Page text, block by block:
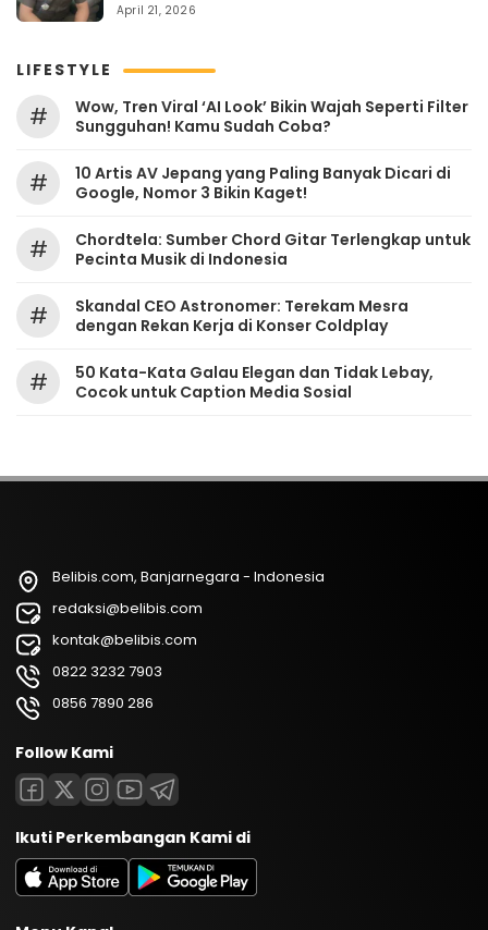
April 21, 2026
LIFESTYLE
#
Wow, Tren Viral ‘AI Look’ Bikin Wajah Seperti Filter
Sungguhan! Kamu Sudah Coba?
#
10 Artis AV Jepang yang Paling Banyak Dicari di
Google, Nomor 3 Bikin Kaget!
#
Chordtela: Sumber Chord Gitar Terlengkap untuk
Pecinta Musik di Indonesia
#
Skandal CEO Astronomer: Terekam Mesra
dengan Rekan Kerja di Konser Coldplay
#
50 Kata-Kata Galau Elegan dan Tidak Lebay,
Cocok untuk Caption Media Sosial
Belibis.com, Banjarnegara - Indonesia
redaksi@belibis.com
kontak@belibis.com
0822 3232 7903
0856 7890 286
Follow Kami
Ikuti Perkembangan Kami di